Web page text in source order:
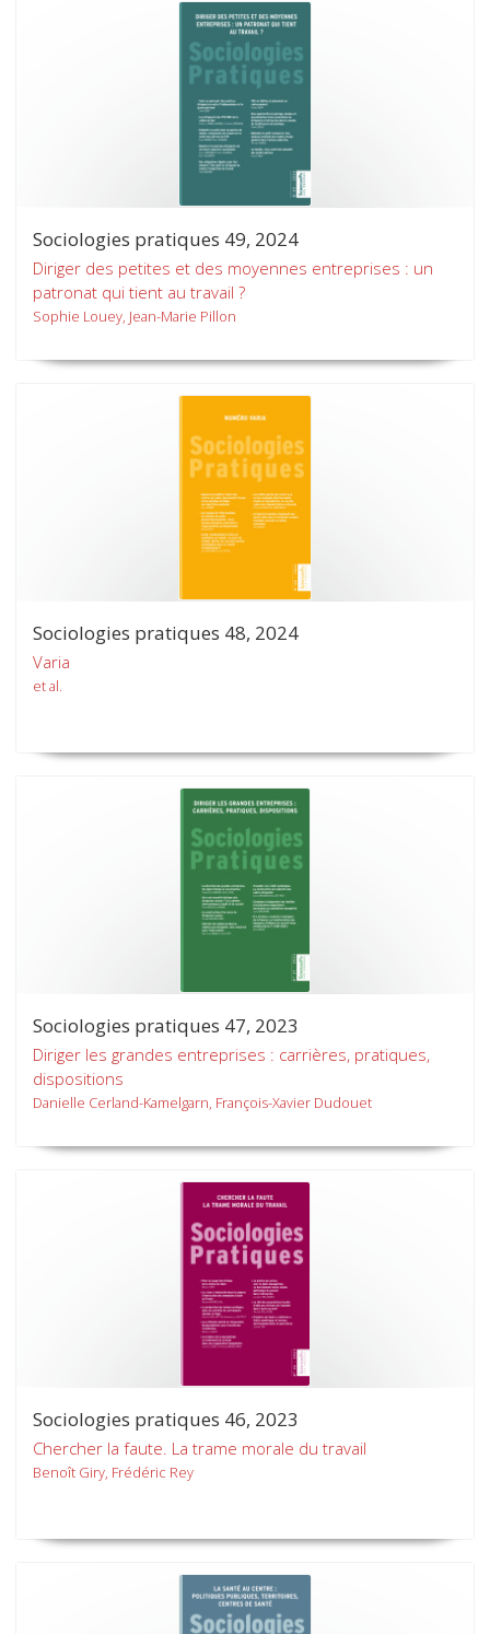
Sociologies pratiques 49, 2024
Diriger des petites et des moyennes entreprises : un
patronat qui tient au travail ?
Sophie Louey, Jean-Marie Pillon
Sociologies pratiques 48, 2024
Varia
et al.
Sociologies pratiques 47, 2023
Diriger les grandes entreprises : carrières, pratiques,
dispositions
Danielle Cerland-Kamelgarn, François-Xavier Dudouet
Sociologies pratiques 46, 2023
Chercher la faute. La trame morale du travail
Benoît Giry, Frédéric Rey